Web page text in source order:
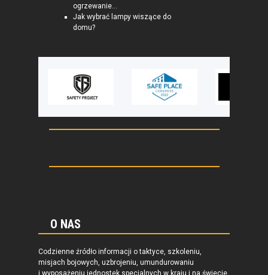
ogrzewanie...
Jak wybrać lampy wiszące do
domu?
O NAS
Codzienne źródło informacji o taktyce, szkoleniu,
misjach bojowych, uzbrojeniu, umundurowaniu
i wyposażeniu jednostek specjalnych w kraju i na świecie.